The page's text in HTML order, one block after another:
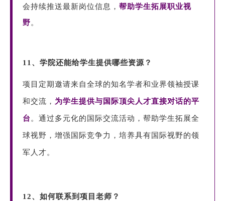
会持续推送最新岗位信息， 帮助学生拓展职业视
野。
11、学院还能给学生提供哪些资源？
项目定期邀请来自全球的知名学者和业界领袖授课
和交流， 为学生提供与国际顶尖人才直接对话的平
台 。通过多元化的国际交流活动，帮助学生拓展全
球视野，增强国际竞争力，培养具有国际视野的领
军人才。
12、如何联系到项目老师？